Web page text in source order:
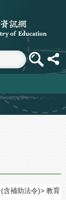
含補助法令)
教育